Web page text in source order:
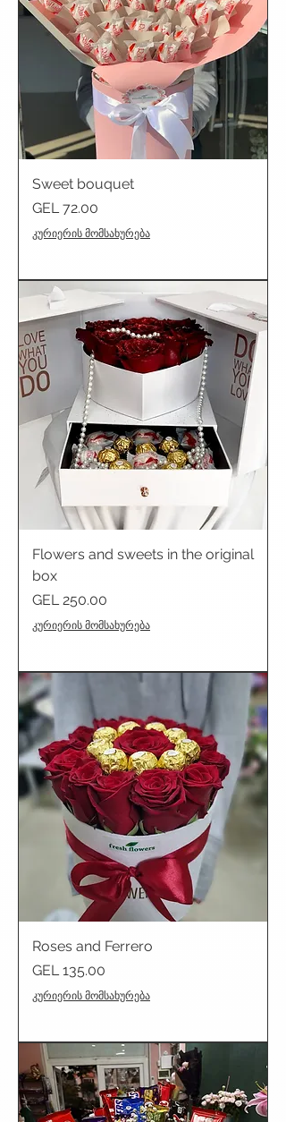
Sweet bouquet
Price
GEL 72.00
კურიერის მომსახურება
Flowers and sweets in the original
box
Price
GEL 250.00
კურიერის მომსახურება
Roses and Ferrero
Price
GEL 135.00
კურიერის მომსახურება